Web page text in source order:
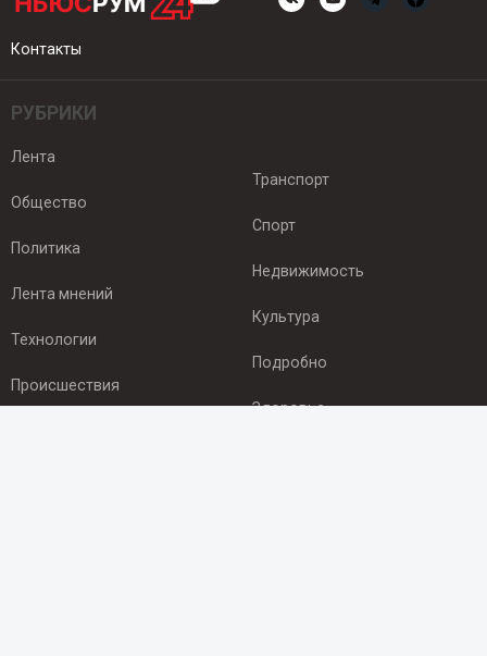
Контакты
РУБРИКИ
Лента
Общество
Политика
Лента мнений
Технологии
Происшествия
Транспорт
Спорт
Недвижимость
Культура
Подробно
Здоровье